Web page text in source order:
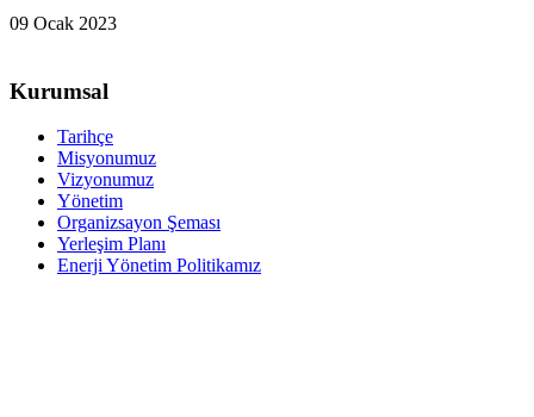
09 Ocak 2023
Kurumsal
Tarihçe
Misyonumuz
Vizyonumuz
Yönetim
Organizsayon Şeması
Yerleşim Planı
Enerji Yönetim Politikamız